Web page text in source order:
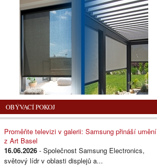
OBÝVACÍ POKOJ
Proměňte televizi v galerii: Samsung přináší umění
z Art Basel
16.06.2026 - Společnost Samsung Electronics,
světový lídr v oblasti displejů a...